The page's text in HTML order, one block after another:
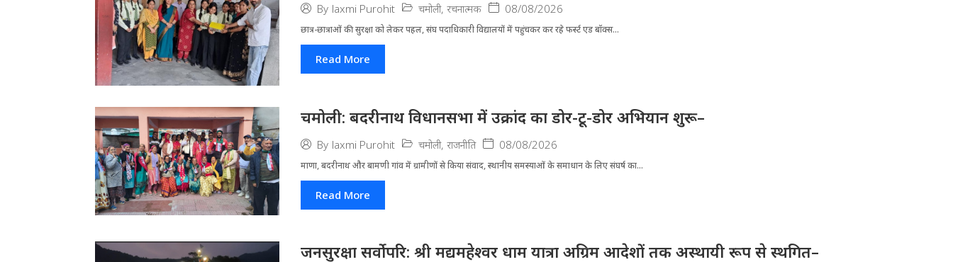
By laxmi Purohit चमोली, रचनात्मक 08/08/2026
छात्र-छात्राओं की सुरक्षा को लेकर पहल, संघ पदाधिकारी विद्यालयों में पहुंचकर कर रहे फर्स्ट एड बॉक्स...
Read More
चमोली: बदरीनाथ विधानसभा में उक्रांद का डोर-टू-डोर अभियान शुरू–
By laxmi Purohit चमोली, राजनीति 08/08/2026
माणा, बदरीनाथ और बामणी गांव में ग्रामीणों से किया संवाद, स्थानीय समस्याओं के समाधान के लिए संघर्ष का...
Read More
जनसुरक्षा सर्वोपरि: श्री मद्यमहेश्वर धाम यात्रा अग्रिम आदेशों तक अस्थायी रूप से स्थगित–